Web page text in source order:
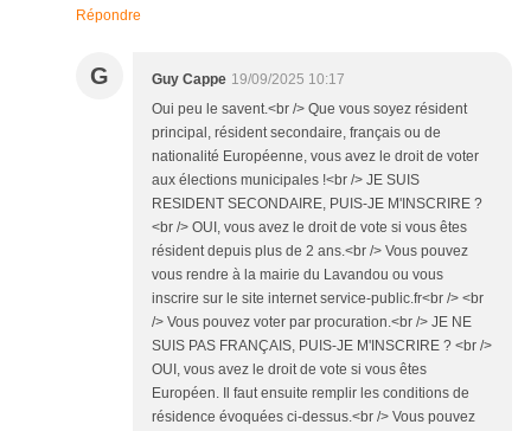
Répondre
G Guy Cappe 19/09/2025 10:17
Oui peu le savent.<br /> Que vous soyez résident
principal, résident secondaire, français ou de
nationalité Européenne, vous avez le droit de voter
aux élections municipales !<br /> JE SUIS
RESIDENT SECONDAIRE, PUIS-JE M'INSCRIRE ?
<br /> OUI, vous avez le droit de vote si vous êtes
résident depuis plus de 2 ans.<br /> Vous pouvez
vous rendre à la mairie du Lavandou ou vous
inscrire sur le site internet service-public.fr<br /> <br
/> Vous pouvez voter par procuration.<br /> JE NE
SUIS PAS FRANÇAIS, PUIS-JE M'INSCRIRE ? <br />
OUI, vous avez le droit de vote si vous êtes
Européen. Il faut ensuite remplir les conditions de
résidence évoquées ci-dessus.<br /> Vous pouvez